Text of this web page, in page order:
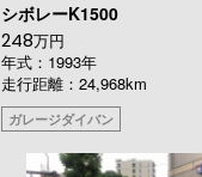
シボレーK1500
248万円
年式：1993年
走行距離：24,968km
ガレージダイバン